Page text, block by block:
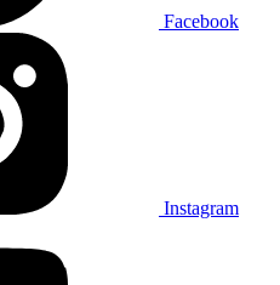
Facebook
Instagram